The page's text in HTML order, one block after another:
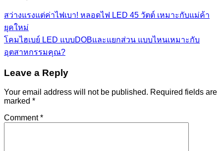
สว่างแรงแต่ค่าไฟเบา! หลอดไฟ LED 45 วัตต์ เหมาะกับแม่ค้า
ยุคใหม่
โคมไฮเบย์ LED แบบDOBและแยกส่วน แบบไหนเหมาะกับ
อุตสาหกรรมคุณ?
Leave a Reply
Your email address will not be published. Required fields are
marked *
Comment*